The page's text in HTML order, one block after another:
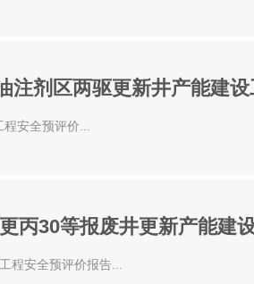
注剂区两驱更新井产能建
安全预评价...
丙30等报废井更新产能建
程安全预评价报告...